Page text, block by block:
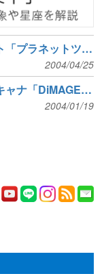
コニカミノルタ、ウェブサイト「プラネットツアーズ」を開設
2004/04/25
コニカミノルタ、フィルムスキャナ「DiMAGE Scan Dual IV」を発売
2004/01/19